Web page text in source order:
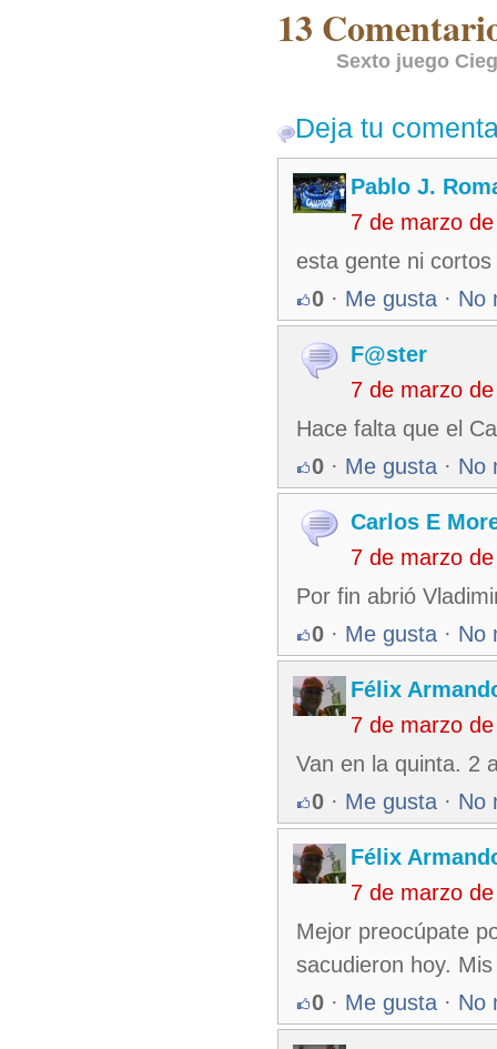
13
Sexto juego
Deja tu
Pablo J.
7 de marzo
esta gente ni
0 · Me gusta · No
F@ster
7 de marzo
Hace falta que el
0 · Me gusta · No
Carlos E
7 de marzo
Por fin abrió
0 · Me gusta · No
Félix
7 de marzo
Van en la quinta. 2
0 · Me gusta · No
Félix
7 de marzo
Mejor preocúpate
sacudieron hoy.
0 · Me gusta · No